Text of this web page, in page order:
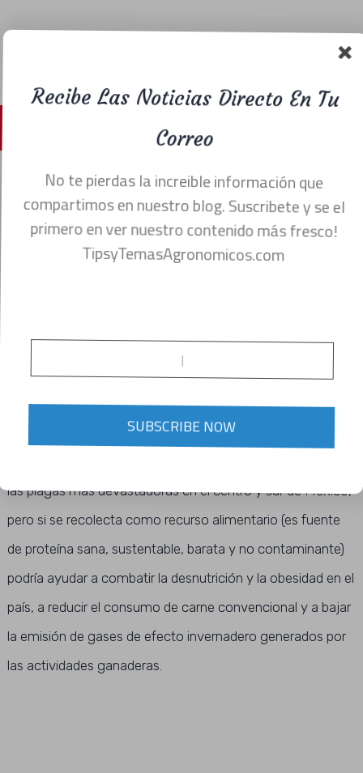
Chapulines la carne del
futuro.
noviembre 26, 2021
FUTURO.
las plagas más devastadoras en el centro y sur de México,
pero si se recolecta como recurso alimentario (es fuente
de proteína sana, sustentable, barata y no contaminante)
podría ayudar a combatir la desnutrición y la obesidad en el
país, a reducir el consumo de carne convencional y a bajar
la emisión de gases de efecto invernadero generados por
las actividades ganaderas.
Recibe Las Noticias Directo En Tu
Correo
No te pierdas la increible información que
compartimos en nuestro blog. Suscribete y se el
primero en ver nuestro contenido más fresco!
TipsyTemasAgronomicos.com
SUBSCRIBE NOW